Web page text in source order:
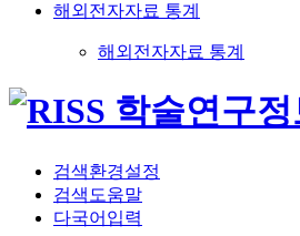
해외전자자료 통계
해외전자자료 통계
검색환경설정
검색도움말
다국어입력